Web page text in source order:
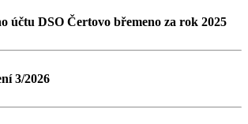
účtu DSO Čertovo břemeno za rok 2025
3/2026